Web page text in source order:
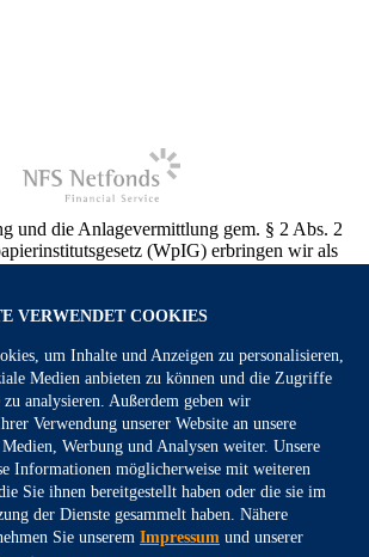
VERWENDET COOKIES
um Inhalte und Anzeigen zu personalisieren,
Medien anbieten zu können und die Zugriffe
zu analysieren. Außerdem geben wir
Verwendung unserer Website an unsere
Werbung und Analysen weiter. Unsere
Informationen möglicherweise mit weiteren
Sie ihnen bereitgestellt haben oder die sie im
der Dienste gesammelt haben. Nähere
Sie unserem Impressum und unserer
und die Anlagevermittlung gem. § 2 Abs. 2
(WpIG) erbringen wir als
Service GmbH. Die NFS ist ein
für Finanzdienstleistungsaufsicht
Dienstleistungen erbringen wir im eigenen
Rechnung. Weitere Informationen finden
Sie in unserem Impressum.
werden von uns nicht gesondert
verlassen uns voll auf die Regularien der
KennsDuEinen.de, ProvenExpert,